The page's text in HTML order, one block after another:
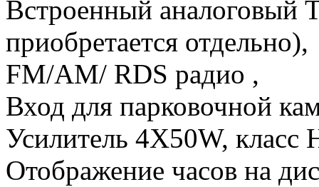
Встроенный
приобретается отдельно),
FM/AM/ RDS радио ,
Вход для парковочной
Усилитель 4X50W, класс
Отображение часов на